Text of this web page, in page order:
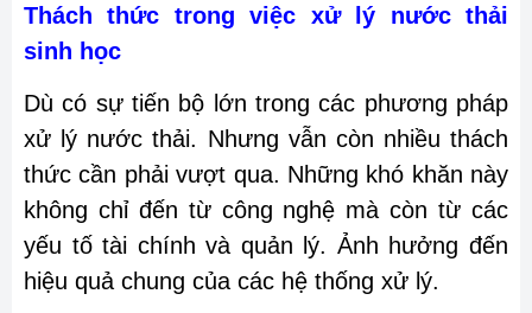
Thách thức trong việc xử lý nước thải
sinh học
Dù có sự tiến bộ lớn trong các phương pháp
xử lý nước thải. Nhưng vẫn còn nhiều thách
thức cần phải vượt qua. Những khó khăn này
không chỉ đến từ công nghệ mà còn từ các
yếu tố tài chính và quản lý. Ảnh hưởng đến
hiệu quả chung của các hệ thống xử lý.